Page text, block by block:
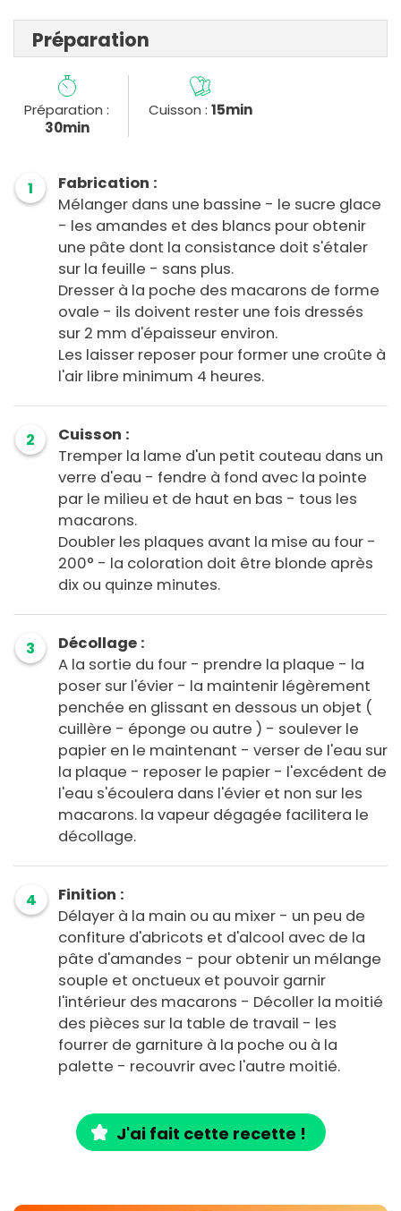
Préparation
Préparation :
30min
Cuisson : 15min
1
Fabrication :
Mélanger dans une bassine - le sucre glace
- les amandes et des blancs pour obtenir
une pâte dont la consistance doit s'étaler
sur la feuille - sans plus.
Dresser à la poche des macarons de forme
ovale - ils doivent rester une fois dressés
sur 2 mm d'épaisseur environ.
Les laisser reposer pour former une croûte à
l'air libre minimum 4 heures.
2
Cuisson :
Tremper la lame d'un petit couteau dans un
verre d'eau - fendre à fond avec la pointe
par le milieu et de haut en bas - tous les
macarons.
Doubler les plaques avant la mise au four -
200° - la coloration doit être blonde après
dix ou quinze minutes.
3
Décollage :
A la sortie du four - prendre la plaque - la
poser sur l'évier - la maintenir légèrement
penchée en glissant en dessous un objet (
cuillère - éponge ou autre ) - soulever le
papier en le maintenant - verser de l'eau sur
la plaque - reposer le papier - l'excédent de
l'eau s'écoulera dans l'évier et non sur les
macarons. la vapeur dégagée facilitera le
décollage.
4
Finition :
Délayer à la main ou au mixer - un peu de
confiture d'abricots et d'alcool avec de la
pâte d'amandes - pour obtenir un mélange
souple et onctueux et pouvoir garnir
l'intérieur des macarons - Décoller la moitié
des pièces sur la table de travail - les
fourrer de garniture à la poche ou à la
palette - recouvrir avec l'autre moitié.
J'ai fait cette recette !